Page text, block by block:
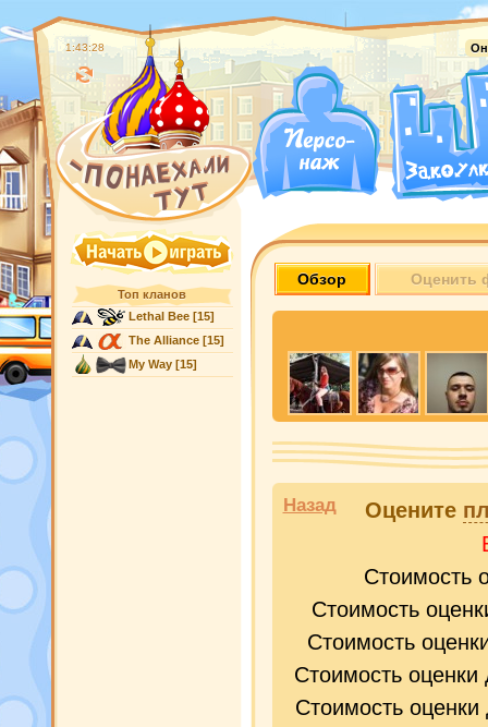
1:43:29
Топ кланов
Lethal Bee[15]
The Alliance[15]
My Way[15]
Обзор Оценить
Назад Оцените
Стоимость
Стоимость
Стоимость
Стоимость
Стоимость